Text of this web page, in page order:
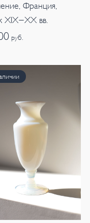
Франция,
XIX-XX вв.
руб.